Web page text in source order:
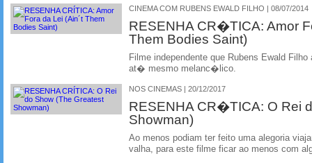
CINEMA COM RUBENS EWALD FILHO | 08/07/2014
RESENHA CR�TICA: Amor
Them Bodies Saint)
Filme independente que Rubens Ewald
at� mesmo melanc�lico.
NOS CINEMAS | 20/12/2017
RESENHA CR�TICA: O Rei
Showman)
Ao menos podiam ter feito uma alegoria
valha, para este filme ficar ao menos com